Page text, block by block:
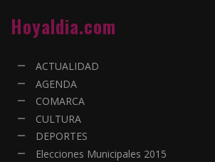
Hoyaldia.com
ACTUALIDAD
AGENDA
COMARCA
CULTURA
DEPORTES
Elecciones Municipales 2015